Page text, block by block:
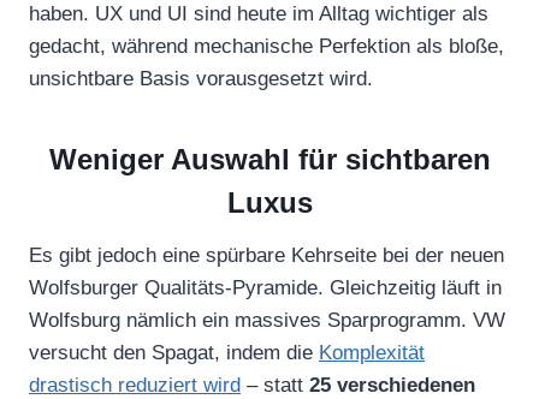
haben. UX und UI sind heute im Alltag wichtiger als
gedacht, während mechanische Perfektion als bloße,
unsichtbare Basis vorausgesetzt wird.
Weniger Auswahl für sichtbaren
Luxus
Es gibt jedoch eine spürbare Kehrseite bei der neuen
Wolfsburger Qualitäts-Pyramide. Gleichzeitig läuft in
Wolfsburg nämlich ein massives Sparprogramm. VW
versucht den Spagat, indem die Komplexität
drastisch reduziert wird – statt 25 verschiedenen